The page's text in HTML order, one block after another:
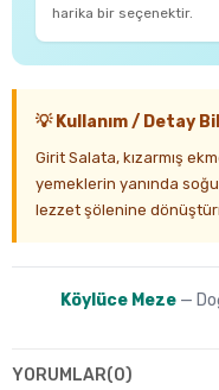
harika bir seçenektir.
💡 Kullanım / Detay
Girit Salata, kızarmış
yemeklerin yanında
lezzet şölenine
Köylüce Meze —
YORUMLAR(0)